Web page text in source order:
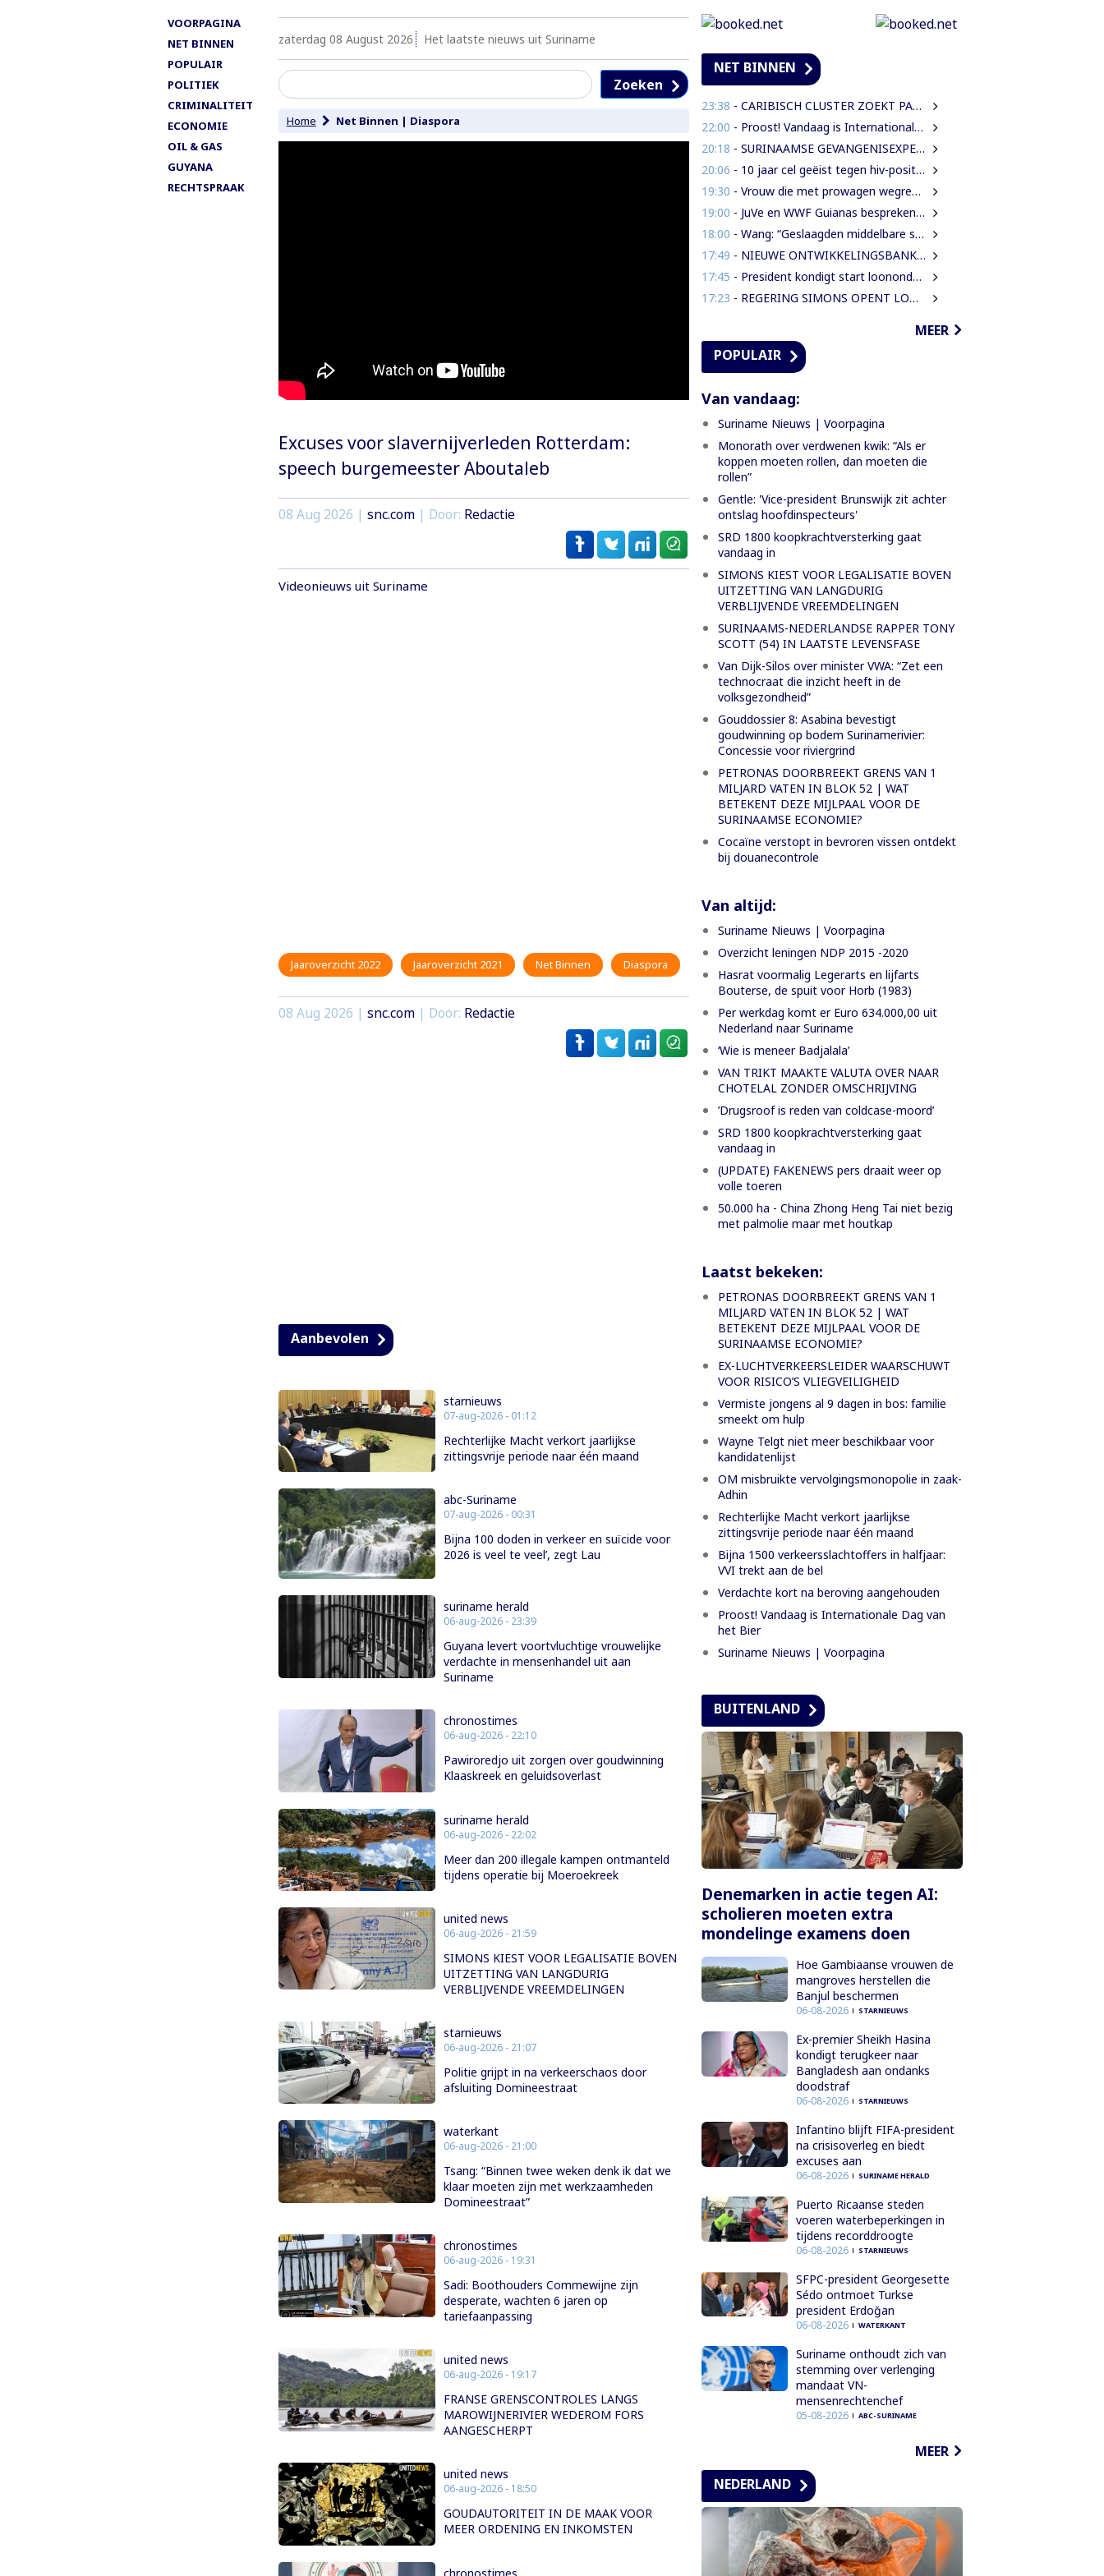
VOORPAGINA
NET BINNEN
POPULAIR
POLITIEK
CRIMINALITEIT
ECONOMIE
OIL & GAS
GUYANA
RECHTSPRAAK
zaterdag 08 August 2026 Het laatste nieuws uit Suriname
Zoeken
Home Net Binnen | Diaspora
Excuses voor slavernijverleden Rotterdam:
speech burgemeester Aboutaleb
08 Aug 2026 | snc.com| Door: Redactie
Videonieuws uit Suriname
Jaaroverzicht 2022 Jaaroverzicht 2021 Net Binnen Diaspora
08 Aug 2026 | snc.com| Door: Redactie
Aanbevolen
starnieuws
07-aug-2026 - 01:12
Rechterlijke Macht verkort jaarlijkse
zittingsvrije periode naar één maand
abc-Suriname
07-aug-2026 - 00:31
Bijna 100 doden in verkeer en suïcide voor
2026 is veel te veel’, zegt Lau
suriname herald
06-aug-2026 - 23:39
Guyana levert voortvluchtige vrouwelijke
verdachte in mensenhandel uit aan
Suriname
chronostimes
06-aug-2026 - 22:10
Pawiroredjo uit zorgen over goudwinning
Klaaskreek en geluidsoverlast
suriname herald
06-aug-2026 - 22:02
Meer dan 200 illegale kampen ontmanteld
tijdens operatie bij Moeroekreek
united news
06-aug-2026 - 21:59
SIMONS KIEST VOOR LEGALISATIE BOVEN
UITZETTING VAN LANGDURIG
VERBLIJVENDE VREEMDELINGEN
starnieuws
06-aug-2026 - 21:07
Politie grijpt in na verkeerschaos door
afsluiting Domineestraat
waterkant
06-aug-2026 - 21:00
Tsang: “Binnen twee weken denk ik dat we
klaar moeten zijn met werkzaamheden
Domineestraat”
chronostimes
06-aug-2026 - 19:31
Sadi: Boothouders Commewijne zijn
desperate, wachten 6 jaren op
tariefaanpassing
united news
06-aug-2026 - 19:17
FRANSE GRENSCONTROLES LANGS
MAROWIJNERIVIER WEDEROM FORS
AANGESCHERPT
united news
06-aug-2026 - 18:50
GOUDAUTORITEIT IN DE MAAK VOOR
MEER ORDENING EN INKOMSTEN
chronostimes
NET BINNEN
23:38 - CARIBISCH CLUSTER ZOEKT PARTNER VOOR NIEUWE HAVENS EN OFFSHORE-INFRASTRUCTUUR | OOK SURINAME IN BEELD
22:00 - Proost! Vandaag is Internationale Dag van het Bier
20:18 - SURINAAMSE GEVANGENISEXPERTS ONDERSTEUNEN JEUGDINRICHTING CURAÇAO
20:06 - 10 jaar cel geëist tegen hiv-positieve man voor vrijheidsberoving, mishandeling en verkrachting van sekswerkster
19:30 - Vrouw die met prowagen wegreed blijft achter tralies
19:00 - JuVe en WWF Guianas bespreken samenwerking rond natuurbescherming
18:00 - Wang: “Geslaagden middelbare school moeten 450 SRD betalen om diploma te ontvangen”
17:49 - NIEUWE ONTWIKKELINGSBANK MOET GUYANESE BEDRIJVEN KLAARSTOMEN OM BUITENLANDSE BEDRIJVEN TE VERVANGEN
17:45 - President kondigt start loononderhandelingen met vakbonden aan
17:23 - REGERING SIMONS OPENT LOONONDERHANDELINGEN MET OVERHEIDSVAKBONDEN NA LICHTE FINANCIËLE ADEMRUIMTE
MEER
POPULAIR
Van vandaag:
Suriname Nieuws | Voorpagina
Monorath over verdwenen kwik: “Als er
koppen moeten rollen, dan moeten die
rollen”
Gentle: 'Vice-president Brunswijk zit achter
ontslag hoofdinspecteurs'
SRD 1800 koopkrachtversterking gaat
vandaag in
SIMONS KIEST VOOR LEGALISATIE BOVEN
UITZETTING VAN LANGDURIG
VERBLIJVENDE VREEMDELINGEN
SURINAAMS-NEDERLANDSE RAPPER TONY
SCOTT (54) IN LAATSTE LEVENSFASE
Van Dijk-Silos over minister VWA: “Zet een
technocraat die inzicht heeft in de
volksgezondheid”
Gouddossier 8: Asabina bevestigt
goudwinning op bodem Surinamerivier:
Concessie voor riviergrind
PETRONAS DOORBREEKT GRENS VAN 1
MILJARD VATEN IN BLOK 52 | WAT
BETEKENT DEZE MIJLPAAL VOOR DE
SURINAAMSE ECONOMIE?
Cocaïne verstopt in bevroren vissen ontdekt
bij douanecontrole
Van altijd:
Suriname Nieuws | Voorpagina
Overzicht leningen NDP 2015 -2020
Hasrat voormalig Legerarts en lijfarts
Bouterse, de spuit voor Horb (1983)
Per werkdag komt er Euro 634.000,00 uit
Nederland naar Suriname
‘Wie is meneer Badjalala’
VAN TRIKT MAAKTE VALUTA OVER NAAR
CHOTELAL ZONDER OMSCHRIJVING
’Drugsroof is reden van coldcase-moord’
SRD 1800 koopkrachtversterking gaat
vandaag in
(UPDATE) FAKENEWS pers draait weer op
volle toeren
50.000 ha - China Zhong Heng Tai niet bezig
met palmolie maar met houtkap
Laatst bekeken:
PETRONAS DOORBREEKT GRENS VAN 1
MILJARD VATEN IN BLOK 52 | WAT
BETEKENT DEZE MIJLPAAL VOOR DE
SURINAAMSE ECONOMIE?
EX-LUCHTVERKEERSLEIDER WAARSCHUWT
VOOR RISICO’S VLIEGVEILIGHEID
Vermiste jongens al 9 dagen in bos: familie
smeekt om hulp
Wayne Telgt niet meer beschikbaar voor
kandidatenlijst
OM misbruikte vervolgingsmonopolie in zaak-
Adhin
Rechterlijke Macht verkort jaarlijkse
zittingsvrije periode naar één maand
Bijna 1500 verkeersslachtoffers in halfjaar:
VVI trekt aan de bel
Verdachte kort na beroving aangehouden
Proost! Vandaag is Internationale Dag van
het Bier
Suriname Nieuws | Voorpagina
BUITENLAND
Denemarken in actie tegen AI:
scholieren moeten extra
mondelinge examens doen
Hoe Gambiaanse vrouwen de
mangroves herstellen die
Banjul beschermen
06-08-2026 STARNIEUWS
Ex-premier Sheikh Hasina
kondigt terugkeer naar
Bangladesh aan ondanks
doodstraf
06-08-2026 STARNIEUWS
Infantino blijft FIFA-president
na crisisoverleg en biedt
excuses aan
06-08-2026 SURINAME HERALD
Puerto Ricaanse steden
voeren waterbeperkingen in
tijdens recorddroogte
06-08-2026 STARNIEUWS
SFPC-president Georgesette
Sédo ontmoet Turkse
president Erdoğan
06-08-2026 WATERKANT
Suriname onthoudt zich van
stemming over verlenging
mandaat VN-
mensenrechtenchef
05-08-2026 ABC-SURINAME
MEER
NEDERLAND